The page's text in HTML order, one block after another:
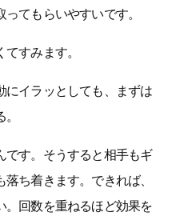
てもらいやすいです。
すみます。
にイラッとしても、まずは
です。そうすると相手もギ
ち着きます。できれば、
。回数を重ねるほど効果を